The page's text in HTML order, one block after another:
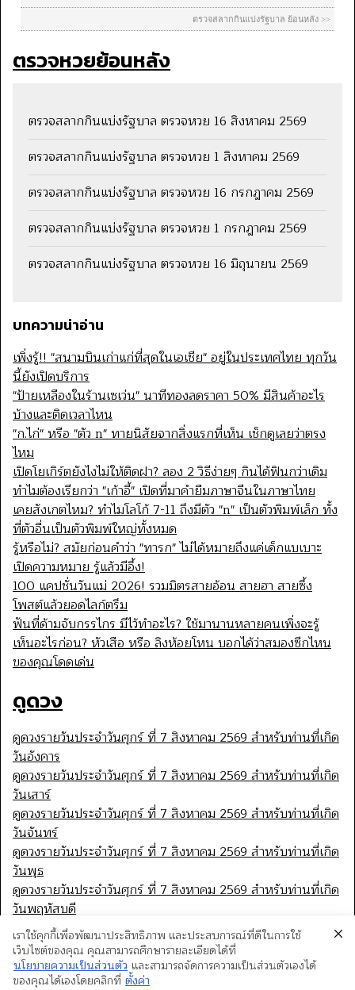
ตรวจหวยย้อนหลัง
ตรวจสลากกินแบ่งรัฐบาล ตรวจหวย 16 สิงหาคม 2569
ตรวจสลากกินแบ่งรัฐบาล ตรวจหวย 1 สิงหาคม 2569
ตรวจสลากกินแบ่งรัฐบาล ตรวจหวย 16 กรกฎาคม 2569
ตรวจสลากกินแบ่งรัฐบาล ตรวจหวย 1 กรกฎาคม 2569
ตรวจสลากกินแบ่งรัฐบาล ตรวจหวย 16 มิถุนายน 2569
บทความน่าอ่าน
เพิ่งรู้!! "สนามบินเก่าแก่ที่สุดในเอเชีย" อยู่ในประเทศไทย ทุกวัน
นี้ยังเปิดบริการ
"ป้ายเหลืองในร้านเซเว่น" นาทีทองลดราคา 50% มีสินค้าอะไร
บ้างและติดเวลาไหน
"ก.ไก่" หรือ "ตัว n" ทายนิสัยจากสิ่งแรกที่เห็น เช็กดูเลยว่าตรง
ไหม
เปิดโยเกิร์ตยังไงไม่ให้ติดฝา? ลอง 2 วิธีง่ายๆ กินได้ฟินกว่าเดิม
ทำไมต้องเรียกว่า "เก้าอี้" เปิดที่มาคำยืมภาษาจีนในภาษาไทย
เคยสังเกตไหม? ทำไมโลโก้ 7-11 ถึงมีตัว "n" เป็นตัวพิมพ์เล็ก ทั้ง
ที่ตัวอื่นเป็นตัวพิมพ์ใหญ่ทั้งหมด
รู้หรือไม่? สมัยก่อนคำว่า "ทารก" ไม่ได้หมายถึงแค่เด็กแบเบาะ
เปิดความหมาย รู้แล้วมีอึ้ง!
100 แคปชั่นวันแม่ 2026! รวมมิตรสายอ้อน สายฮา สายซึ้ง
โพสต์แล้วยอดไลก์ตรึม
ฟันที่ด้ามจับกรรไกร มีไว้ทำอะไร? ใช้มานานหลายคนเพิ่งจะรู้
เห็นอะไรก่อน? หัวเสือ หรือ ลิงห้อยโหน บอกได้ว่าสมองซีกไหน
ของคุณโดดเด่น
ดูดวง
ดูดวงรายวันประจำวันศุกร์ ที่ 7 สิงหาคม 2569 สำหรับท่านที่เกิด
วันอังคาร
ดูดวงรายวันประจำวันศุกร์ ที่ 7 สิงหาคม 2569 สำหรับท่านที่เกิด
วันเสาร์
ดูดวงรายวันประจำวันศุกร์ ที่ 7 สิงหาคม 2569 สำหรับท่านที่เกิด
วันจันทร์
ดูดวงรายวันประจำวันศุกร์ ที่ 7 สิงหาคม 2569 สำหรับท่านที่เกิด
วันพุธ
ดูดวงรายวันประจำวันศุกร์ ที่ 7 สิงหาคม 2569 สำหรับท่านที่เกิด
วันพฤหัสบดี
เราใช้คุกกี้เพื่อพัฒนาประสิทธิภาพ และประสบการณ์ที่ดีในการใช้
เว็บไซต์ของคุณ คุณสามารถศึกษารายละเอียดได้ที่
นโยบายความเป็นส่วนตัว และสามารถจัดการความเป็นส่วนตัวเองได้
ของคุณได้เองโดยคลิกที่ ตั้งค่า